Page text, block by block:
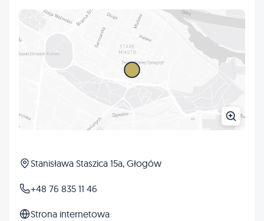
Stanisława Staszica 15a, Głogów
+48 76 835 11 46
Strona internetowa